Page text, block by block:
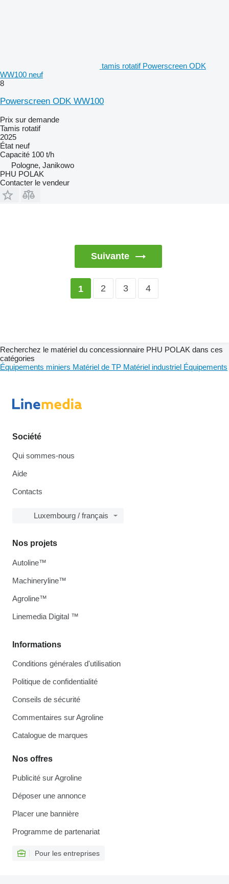
tamis rotatif Powerscreen ODK
WW100 neuf
8
Powerscreen ODK WW100
Prix sur demande
Tamis rotatif
2025
État neuf
Capacité 100 t/h
Pologne, Janikowo
PHU POLAK
Contacter le vendeur
Suivante
1 2 3 4
Recherchez le matériel du concessionnaire PHU POLAK dans ces
catégories
Équipements miniers Matériel de TP Matériel industriel Équipements
Société
Qui sommes-nous
Aide
Contacts
Luxembourg / français
Informations
Conditions générales d'utilisation
Politique de confidentialité
Conseils de sécurité
Commentaires sur Agroline
Catalogue de marques
Nos offres
Publicité sur Agroline
Déposer une annonce
Placer une bannière
Programme de partenariat
Pour les entreprises
Nos projets
Autoline™
Machineryline™
Agroline™
Linemedia Digital ™